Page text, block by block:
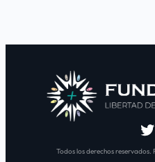
Todos los derechos